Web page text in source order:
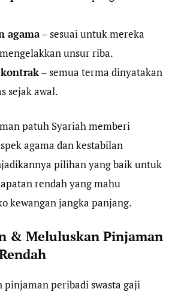
agama– sesuai untuk mereka
unsur riba.
– semua terma dinyatakan
sejak awal.
patuh Syariah memberi
agama dan kestabilan
pilihan yang baik untuk
rendah yang mahu
kewangan jangka panjang.
& Meluluskan Pinjaman
pinjaman peribadi swasta gaji